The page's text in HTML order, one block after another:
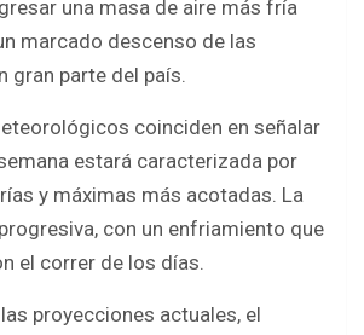
una masa de aire más fría
marcado descenso de las
gran parte del país.
coinciden en señalar
estará caracterizada por
y máximas más acotadas. La
con un enfriamiento que
el correr de los días.
proyecciones actuales, el